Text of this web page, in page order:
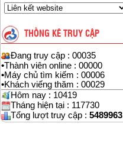
THỐNG KÊ TRUY CẬP
Đang truy cập : 00035
•Thành viên online : 00000
•Máy chủ tìm kiếm : 00006
•Khách viếng thăm : 00029
Hôm nay : 10419
Tháng hiện tại : 117730
Tổng lượt truy cập : 5489963